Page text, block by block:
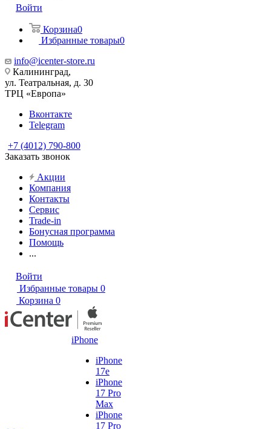
Войти
Корзина0
Избранные товары0
info@icenter-store.ru
Калининград,
ул. Театральная, д. 30
ТРЦ «Европа»
Вконтакте
Telegram
+7 (4012) 790-800
Заказать звонок
Акции
Компания
Контакты
Сервис
Trade-in
Бонусная программа
Помощь
...
Войти
Избранные товары 0
Корзина 0
iPhone
iPhone
17e
iPhone
17 Pro
Max
iPhone
17 Pro